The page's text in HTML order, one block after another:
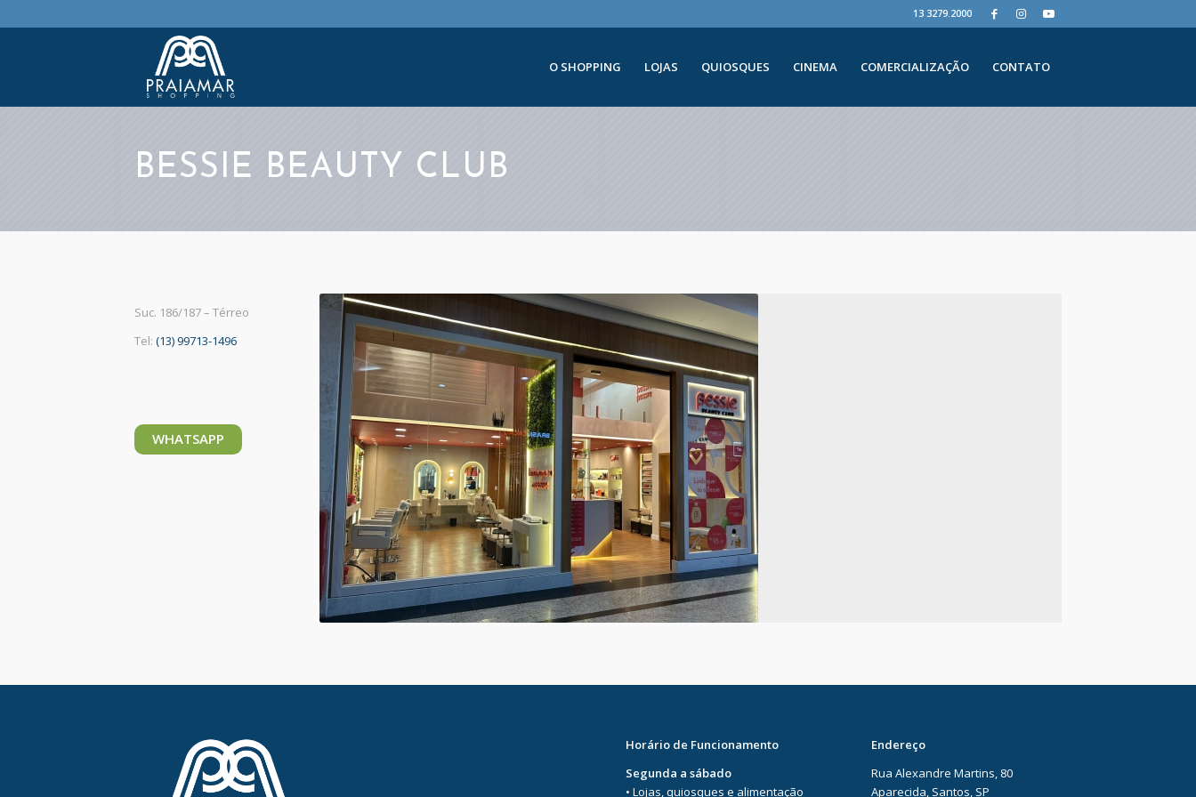
13 3279.2000
O SHOPPING LOJAS QUIOSQUES CINEMA COMERCIALIZAÇÃO CONTATO
BESSIE BEAUTY CLUB
Suc. 186/187 – Térreo
Tel: (13) 99713-1496
WHATSAPP
Horário de Funcionamento
Segunda a sábado
• Lojas, quiosques e alimentação
Endereço
Rua Alexandre Martins, 80
Aparecida, Santos, SP